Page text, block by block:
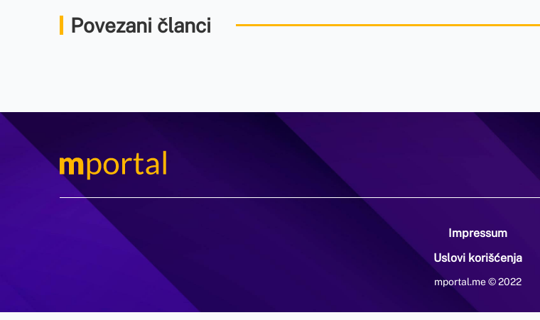
Povezani članci
Impressum
Uslovi korišćenja
mportal.me © 2022